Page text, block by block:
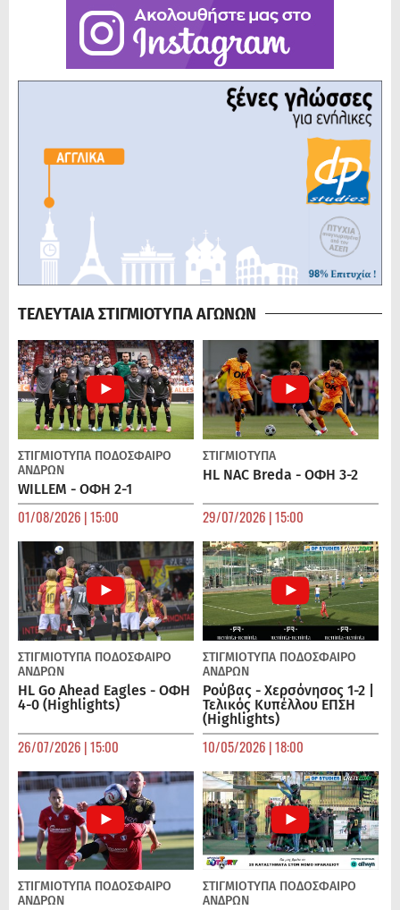
ΤΕΛΕΥΤΑΙΑ ΣΤΙΓΜΙΟΤΥΠΑ ΑΓΩΝΩΝ
ΣΤΙΓΜΙΟΤΥΠΑ ΠΟΔΌΣΦΑΙΡΟ
ΑΝΔΡΏΝ
WILLEM - ΟΦΗ 2-1
01/08/2026 | 15:00
ΣΤΙΓΜΙΟΤΥΠΑ
HL NAC Breda - ΟΦΗ 3-2
29/07/2026 | 15:00
ΣΤΙΓΜΙΟΤΥΠΑ ΠΟΔΌΣΦΑΙΡΟ
ΑΝΔΡΏΝ
HL Go Ahead Eagles - ΟΦΗ
4-0 (Highlights)
26/07/2026 | 15:00
ΣΤΙΓΜΙΟΤΥΠΑ ΠΟΔΌΣΦΑΙΡΟ
ΑΝΔΡΏΝ
Ρούβας - Χερσόνησος 1-2 |
Τελικός Κυπέλλου ΕΠΣΗ
(Highlights)
10/05/2026 | 18:00
ΣΤΙΓΜΙΟΤΥΠΑ ΠΟΔΌΣΦΑΙΡΟ
ΑΝΔΡΏΝ
ΣΤΙΓΜΙΟΤΥΠΑ ΠΟΔΌΣΦΑΙΡΟ
ΑΝΔΡΏΝ